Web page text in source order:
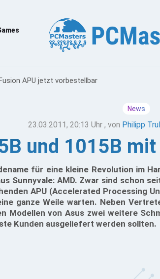
APU jetzt vorbestellbar
News
23.03.2011, 20:13 Uhr , von Philipp
und 1015B
für eine kleine Revolution im
Sunnyvale: AMD. Zwar sind schon
APU (Accelerated Processing
ganze Weile warten. Neben
Modellen von Asus zwei weitere
Kunden ausgeliefert werden sollten.